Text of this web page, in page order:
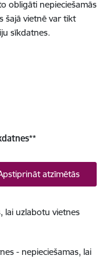
obligāti nepieciešamās
šajā vietnē var tikt
sīkdatnes.
**
atzīmētās
lai uzlabotu vietnes
- nepieciešamas, lai